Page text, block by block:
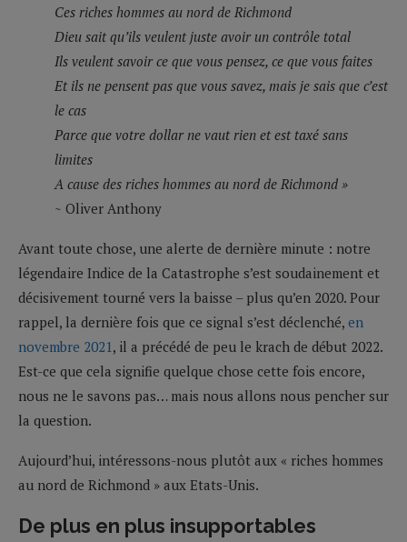
Ces riches hommes au nord de Richmond
Dieu sait qu’ils veulent juste avoir un contrôle total
Ils veulent savoir ce que vous pensez, ce que vous faites
Et ils ne pensent pas que vous savez, mais je sais que c’est
le cas
Parce que votre dollar ne vaut rien et est taxé sans
limites
A cause des riches hommes au nord de Richmond »
~ Oliver Anthony
Avant toute chose, une alerte de dernière minute : notre
légendaire Indice de la Catastrophe s’est soudainement et
décisivement tourné vers la baisse – plus qu’en 2020. Pour
rappel, la dernière fois que ce signal s’est déclenché, en
novembre 2021 , il a précédé de peu le krach de début 2022.
Est-ce que cela signifie quelque chose cette fois encore,
nous ne le savons pas… mais nous allons nous pencher sur
la question.
Aujourd’hui, intéressons-nous plutôt aux « riches hommes
au nord de Richmond » aux Etats-Unis.
De plus en plus insupportables